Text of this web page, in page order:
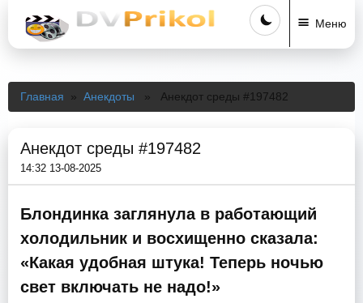
Меню
Главная » Анекдоты » Анекдот среды #197482
Анекдот среды #197482
14:32 13-08-2025
Блондинка заглянула в работающий
холодильник и восхищенно сказала:
«Какая удобная штука! Теперь ночью
свет включать не надо!»